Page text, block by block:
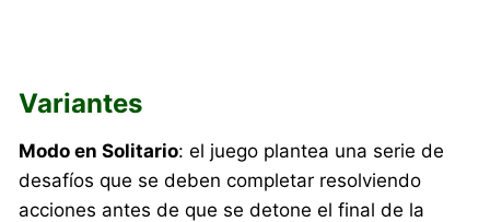
Variantes
Modo en Solitario: el juego plantea una serie de
desafíos que se deben completar resolviendo
acciones antes de que se detone el final de la